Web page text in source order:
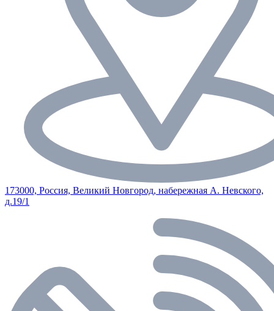
173000, Россия, Великий Новгород, набережная А. Невского,
д.19/1